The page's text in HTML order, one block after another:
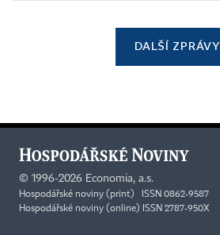
DALŠÍ ZPRÁVY
© 1996-2026 Economia, a.s.
Hospodářské noviny (print) ISSN 0862-9587
Hospodářské noviny (online) ISSN 2787-950X